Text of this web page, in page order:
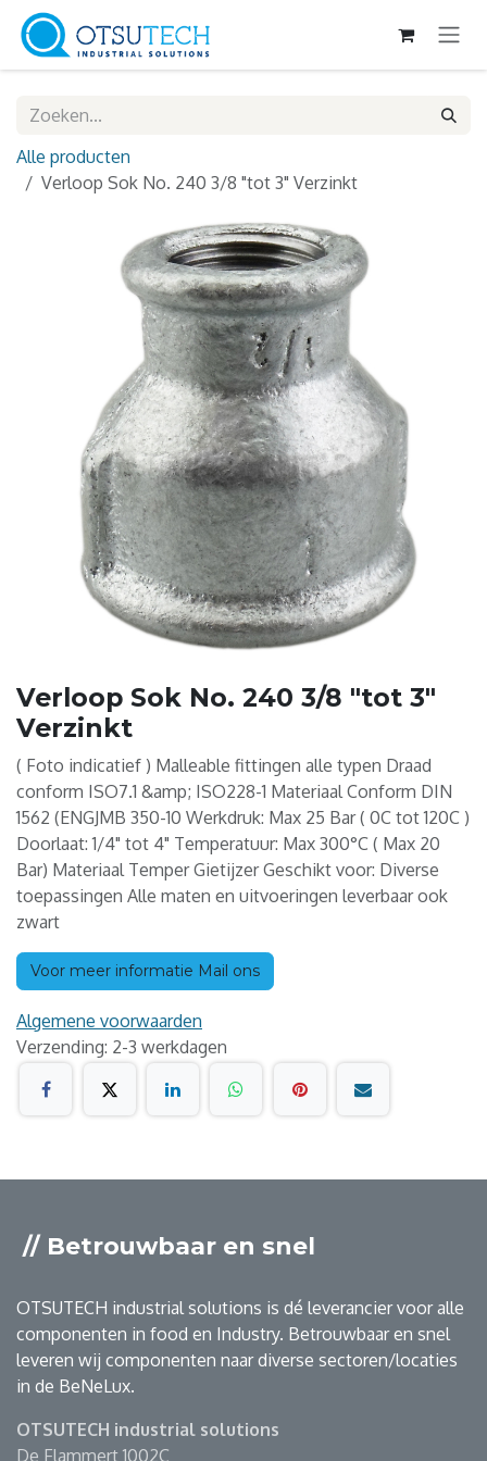
Overslaan naar inhoud
Alle producten
Verloop Sok No. 240 3/8 "tot 3" Verzinkt
Verloop Sok No. 240 3/8 "tot 3"
Verzinkt
( Foto indicatief ) Malleable fittingen alle typen Draad
conform ISO7.1 &amp; ISO228-1 Materiaal Conform DIN
1562 (ENGJMB 350-10 Werkdruk: Max 25 Bar ( 0C tot 120C )
Doorlaat: 1/4" tot 4" Temperatuur: Max 300°C ( Max 20
Bar) Materiaal Temper Gietijzer Geschikt voor: Diverse
toepassingen Alle maten en uitvoeringen leverbaar ook
zwart
Voor meer informatie Mail ons
Algemene voorwaarden
Verzending: 2-3 werkdagen
// Betrouwbaar en snel
OTSUTECH industrial solutions is dé leverancier voor alle
componenten in food en Industry. Betrouwbaar en snel
leveren wij componenten naar diverse sectoren/locaties
in de BeNeLux.
OTSUTECH industrial solutions
De Flammert 1002C